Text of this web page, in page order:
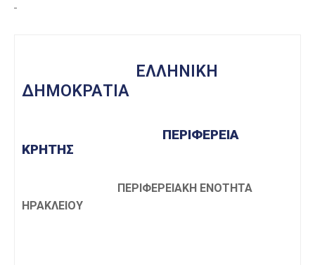
ΕΛΛΗΝΙΚΗ
ΔΗΜΟΚΡΑΤΙΑ
ΠΕΡΙΦΕΡΕΙΑ
ΚΡΗΤΗΣ
ΠΕΡΙΦΕΡΕΙΑΚΗ ΕΝΟΤΗΤΑ
ΗΡΑΚΛΕΙΟΥ